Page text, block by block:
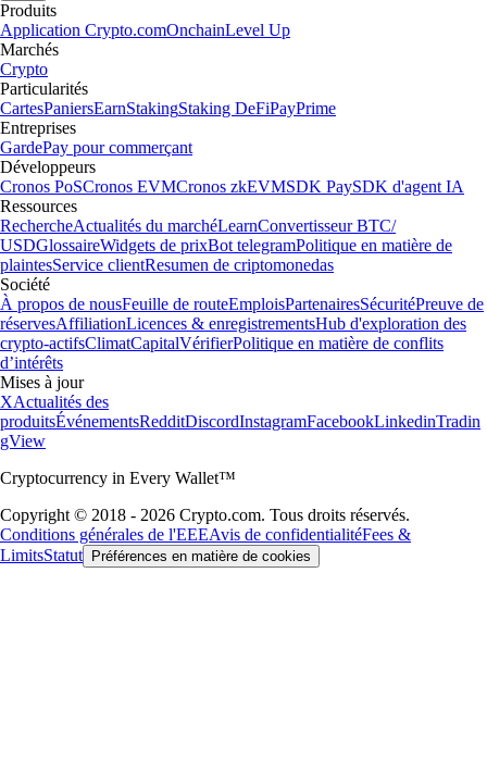
Produits
Application Crypto.comOnchainLevel Up
Marchés
Crypto
Particularités
CartesPaniersEarnStakingStaking DeFiPayPrime
Entreprises
GardePay pour commerçant
Développeurs
Cronos PoSCronos EVMCronos zkEVMSDK PaySDK d'agent IA
Ressources
RechercheActualités du marchéLearnConvertisseur BTC/
USDGlossaireWidgets de prixBot telegramPolitique en matière de
plaintesService clientResumen de criptomonedas
Société
À propos de nousFeuille de routeEmploisPartenairesSécuritéPreuve de
réservesAffiliationLicences & enregistrementsHub d'exploration des
crypto-actifsClimatCapitalVérifierPolitique en matière de conflits
d’intérêts
Mises à jour
XActualités des
produitsÉvénementsRedditDiscordInstagramFacebookLinkedinTradin
gView
Cryptocurrency in Every Wallet™
Copyright © 2018 - 2026 Crypto.com. Tous droits réservés.
Conditions générales de l'EEEAvis de confidentialitéFees &
LimitsStatut Préférences en matière de cookies